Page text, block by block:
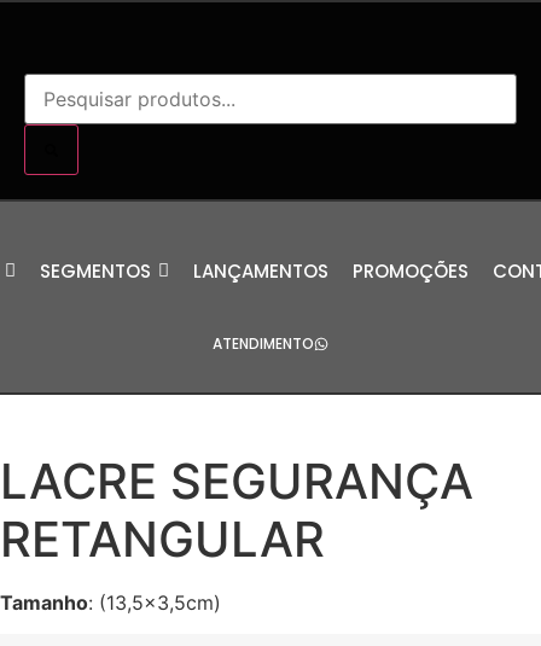
SEGMENTOS LANÇAMENTOS PROMOÇÕES
ATENDIMENTO
LACRE SEGURANÇA
RETANGULAR
Tamanho: (13,5×3,5cm)